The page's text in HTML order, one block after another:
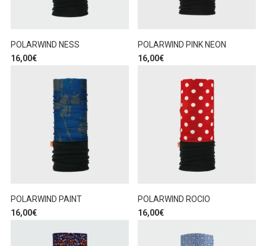
POLARWIND NESS
16,00€
POLARWIND PINK NEON
16,00€
POLARWIND PAINT
16,00€
POLARWIND ROCIO
16,00€